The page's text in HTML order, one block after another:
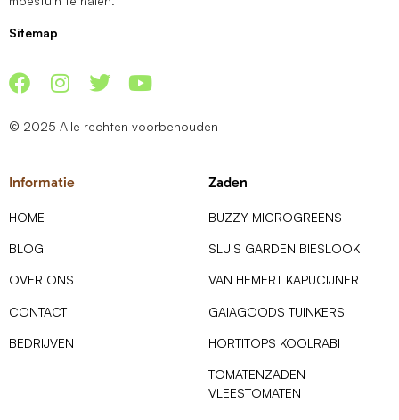
Sitemap
© 2025 Alle rechten voorbehouden
Informatie
HOME
BLOG
OVER ONS
CONTACT
BEDRIJVEN
Zaden
BUZZY MICROGREENS
SLUIS GARDEN BIESLOOK
VAN HEMERT KAPUCIJNER
GAIAGOODS TUINKERS
HORTITOPS KOOLRABI
TOMATENZADEN
VLEESTOMATEN